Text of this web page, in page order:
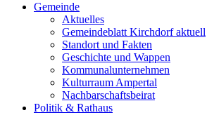
Gemeinde
Aktuelles
Gemeindeblatt Kirchdorf aktuell
Standort und Fakten
Geschichte und Wappen
Kommunalunternehmen
Kulturraum Ampertal
Nachbarschaftsbeirat
Politik & Rathaus